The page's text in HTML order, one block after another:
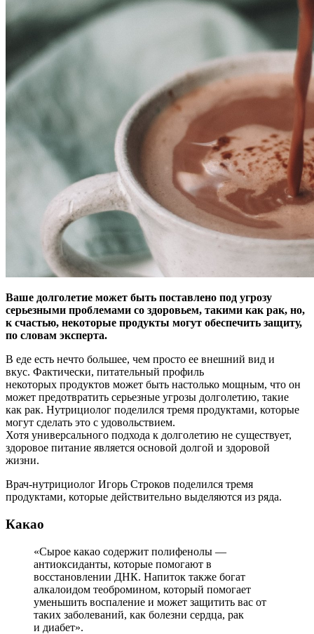
Ваше долголетие может быть поставлено под угрозу
серьезными проблемами со здоровьем, такими как рак, но,
к счастью, некоторые продукты могут обеспечить защиту,
по словам эксперта.
В еде есть нечто большее, чем просто ее внешний вид и
вкус. Фактически, питательный профиль
некоторых продуктов может быть настолько мощным, что он
может предотвратить серьезные угрозы долголетию, такие
как рак. Нутрициолог поделился тремя продуктами, которые
могут сделать это с удовольствием.
Хотя универсального подхода к долголетию не существует,
здоровое питание является основой долгой и здоровой
жизни.
Врач-нутрициолог Игорь Строков поделился тремя
продуктами, которые действительно выделяются из ряда.
Какао
«Сырое какао содержит полифенолы —
антиоксиданты, которые помогают в
восстановлении ДНК. Напиток также богат
алкалоидом теобромином, который помогает
уменьшить воспаление и может защитить вас от
таких заболеваний, как болезни сердца, рак
и диабет».